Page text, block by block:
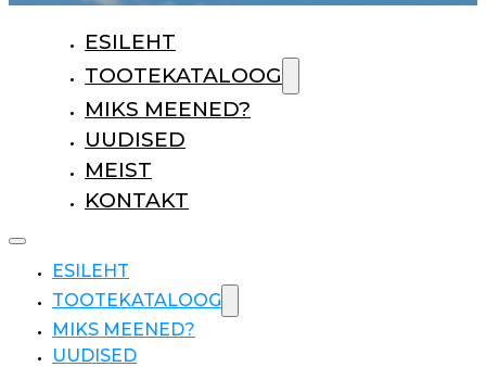
ESILEHT
TOOTEKATALOOG
MIKS MEENED?
UUDISED
MEIST
KONTAKT
ESILEHT
TOOTEKATALOOG
MIKS MEENED?
UUDISED